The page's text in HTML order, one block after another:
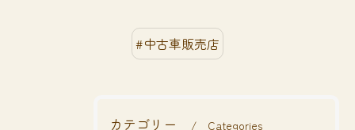
#中古車販売店
カテゴリー Categories